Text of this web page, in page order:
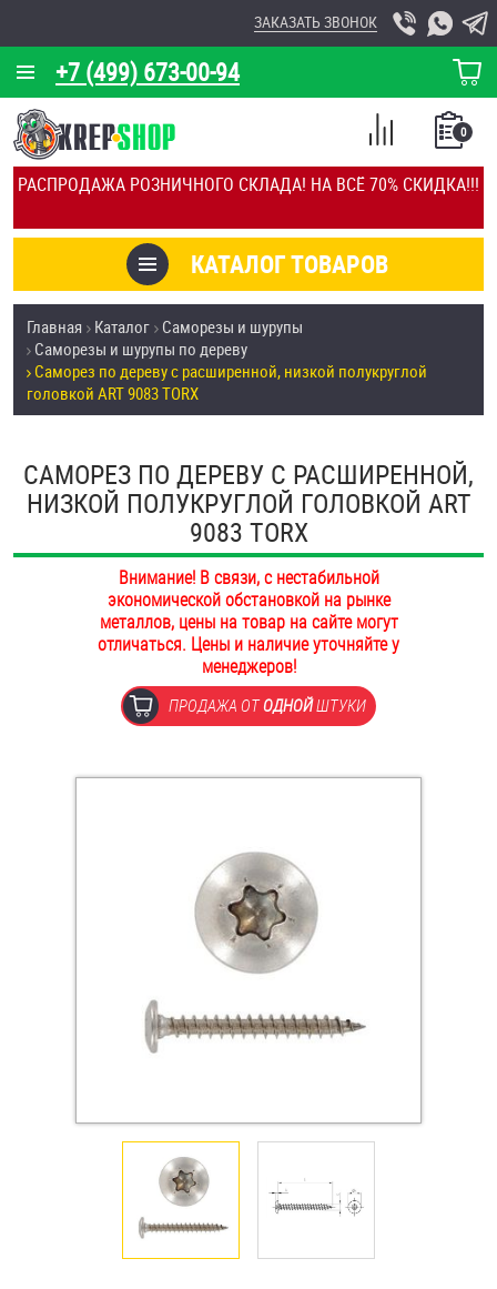
РАСПРОДАЖА РОЗНИЧНОГО СКЛАДА! НА ВСЁ 70% СКИДКА!!!
+7 (499) 673-00-94
ЗАКАЗАТЬ ЗВОНОК
КОРЗИНА
О КОМПАНИИ
КАЛЬКУЛЯТОР
ОТЗЫВЫ
УСЛУГИ
СКИДКИ
ПОКУПАТЕЛЯМ
ОПЛАТА И ДОСТАВКА
НАШИ МАГАЗИНЫ
КАТАЛОГ ТОВАРОВ
0
СПИСОК
СРАВНЕНИЕ
Товары со скидкой
Анкеры
Антивандальный крепёж, инструмент
Болты и винты
Дюбели
Дюймовый крепёж
Заклепки (Гайки-Заклепки)
Крюки, кольца с метрической резьбой
Крюки, кольца с шурупной резьбой
Оснастка и аксессуары для яхт
Пробки
Саморезы и шурупы
Стопорные кольца
Главная Каталог Саморезы и шурупы
Саморезы и шурупы по дереву
Саморез по дереву с расширенной, низкой полукруглой
головкой ART 9083 TORX
САМОРЕЗ ПО ДЕРЕВУ С РАСШИРЕННОЙ,
НИЗКОЙ ПОЛУКРУГЛОЙ ГОЛОВКОЙ ART
9083 TORX
Внимание! В связи, с нестабильной
экономической обстановкой на рынке
металлов, цены на товар на сайте могут
отличаться. Цены и наличие уточняйте у
менеджеров!
ПРОДАЖА ОТОДНОЙШТУКИ